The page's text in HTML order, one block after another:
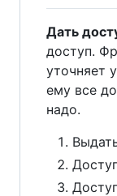
Дать
доступ.
уточняет
ему все
надо.